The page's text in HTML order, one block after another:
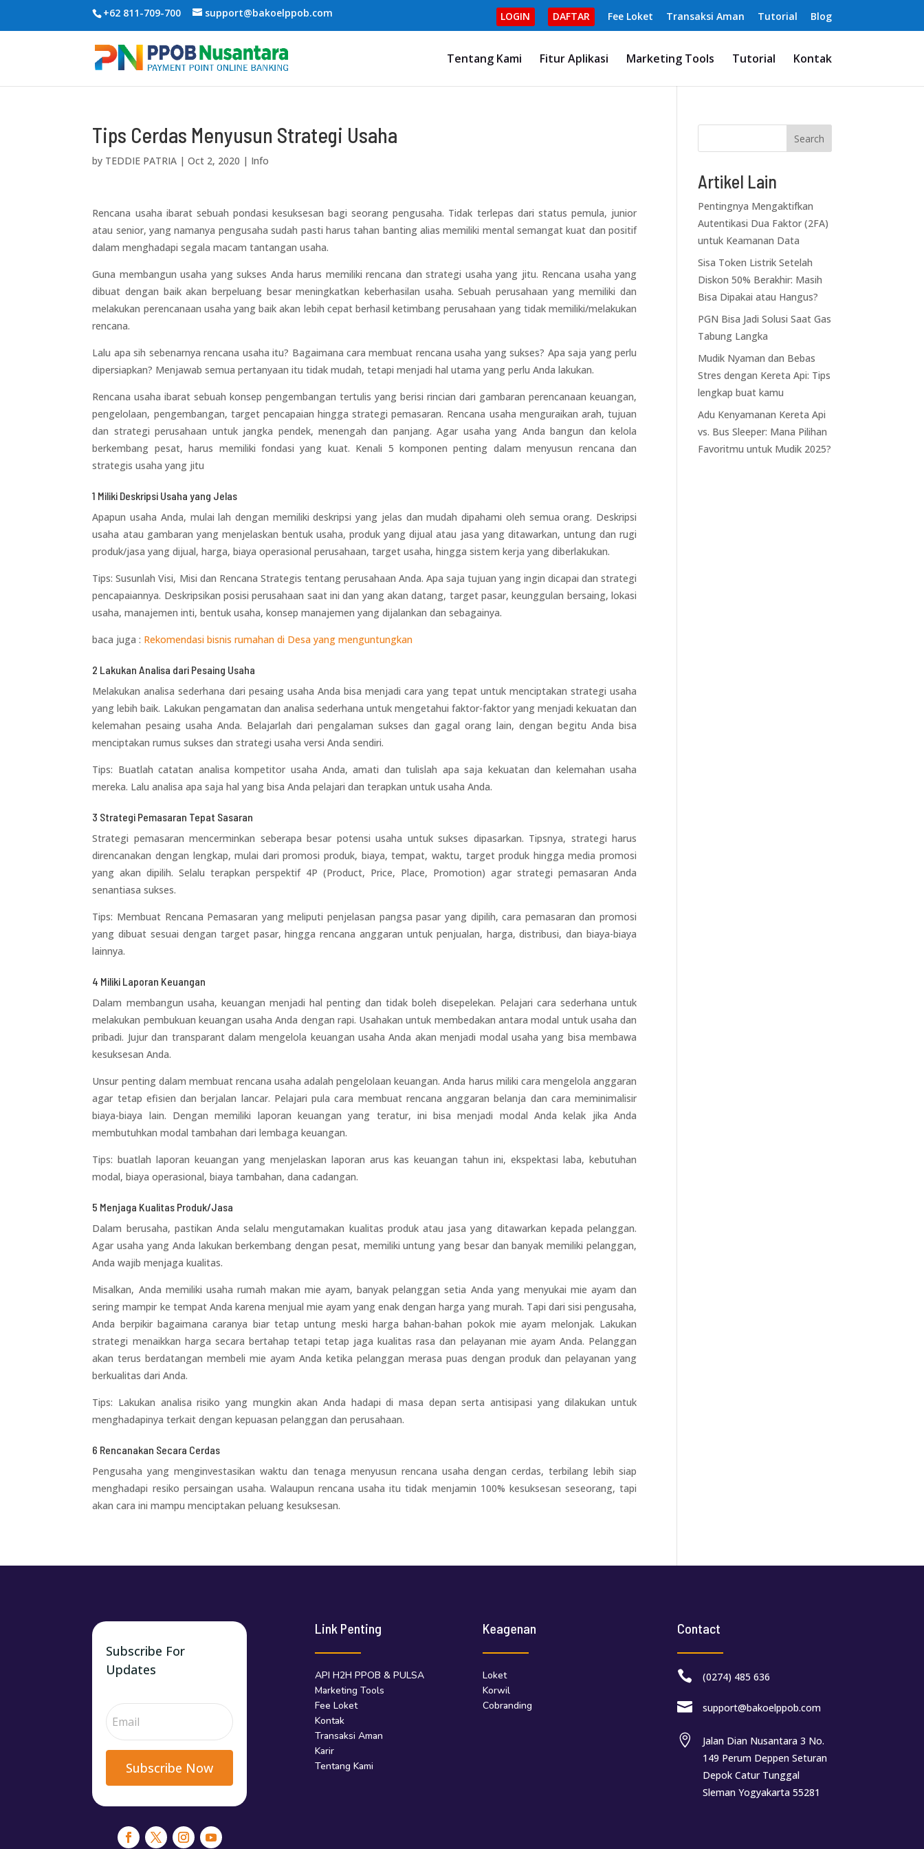
+62 811-709-700 support@bakoelppob.com LOGIN DAFTAR Fee Loket Transaksi Aman Tutorial Blog
Tentang Kami Fitur Aplikasi Marketing Tools Tutorial Kontak
Tips Cerdas Menyusun Strategi Usaha
by TEDDIE PATRIA |Oct 2, 2020 | Info
Rencana usaha ibarat sebuah pondasi kesuksesan bagi seorang pengusaha. Tidak terlepas dari status pemula, junior
atau senior, yang namanya pengusaha sudah pasti harus tahan banting alias memiliki mental semangat kuat dan positif
dalam menghadapi segala macam tantangan usaha.
Guna membangun usaha yang sukses Anda harus memiliki rencana dan strategi usaha yang jitu. Rencana usaha yang
dibuat dengan baik akan berpeluang besar meningkatkan keberhasilan usaha. Sebuah perusahaan yang memiliki dan
melakukan perencanaan usaha yang baik akan lebih cepat berhasil ketimbang perusahaan yang tidak memiliki/melakukan
rencana.
Lalu apa sih sebenarnya rencana usaha itu? Bagaimana cara membuat rencana usaha yang sukses? Apa saja yang perlu
dipersiapkan? Menjawab semua pertanyaan itu tidak mudah, tetapi menjadi hal utama yang perlu Anda lakukan.
Rencana usaha ibarat sebuah konsep pengembangan tertulis yang berisi rincian dari gambaran perencanaan keuangan,
pengelolaan, pengembangan, target pencapaian hingga strategi pemasaran. Rencana usaha menguraikan arah, tujuan
dan strategi perusahaan untuk jangka pendek, menengah dan panjang. Agar usaha yang Anda bangun dan kelola
berkembang pesat, harus memiliki fondasi yang kuat. Kenali 5 komponen penting dalam menyusun rencana dan
strategis usaha yang jitu
1 Miliki Deskripsi Usaha yang Jelas
Apapun usaha Anda, mulai lah dengan memiliki deskripsi yang jelas dan mudah dipahami oleh semua orang. Deskripsi
usaha atau gambaran yang menjelaskan bentuk usaha, produk yang dijual atau jasa yang ditawarkan, untung dan rugi
produk/jasa yang dijual, harga, biaya operasional perusahaan, target usaha, hingga sistem kerja yang diberlakukan.
Tips: Susunlah Visi, Misi dan Rencana Strategis tentang perusahaan Anda. Apa saja tujuan yang ingin dicapai dan strategi
pencapaiannya. Deskripsikan posisi perusahaan saat ini dan yang akan datang, target pasar, keunggulan bersaing, lokasi
usaha, manajemen inti, bentuk usaha, konsep manajemen yang dijalankan dan sebagainya.
baca juga : Rekomendasi bisnis rumahan di Desa yang menguntungkan
2 Lakukan Analisa dari Pesaing Usaha
Melakukan analisa sederhana dari pesaing usaha Anda bisa menjadi cara yang tepat untuk menciptakan strategi usaha
yang lebih baik. Lakukan pengamatan dan analisa sederhana untuk mengetahui faktor-faktor yang menjadi kekuatan dan
kelemahan pesaing usaha Anda. Belajarlah dari pengalaman sukses dan gagal orang lain, dengan begitu Anda bisa
menciptakan rumus sukses dan strategi usaha versi Anda sendiri.
Tips: Buatlah catatan analisa kompetitor usaha Anda, amati dan tulislah apa saja kekuatan dan kelemahan usaha
mereka. Lalu analisa apa saja hal yang bisa Anda pelajari dan terapkan untuk usaha Anda.
3 Strategi Pemasaran Tepat Sasaran
Strategi pemasaran mencerminkan seberapa besar potensi usaha untuk sukses dipasarkan. Tipsnya, strategi harus
direncanakan dengan lengkap, mulai dari promosi produk, biaya, tempat, waktu, target produk hingga media promosi
yang akan dipilih. Selalu terapkan perspektif 4P (Product, Price, Place, Promotion) agar strategi pemasaran Anda
senantiasa sukses.
Tips: Membuat Rencana Pemasaran yang meliputi penjelasan pangsa pasar yang dipilih, cara pemasaran dan promosi
yang dibuat sesuai dengan target pasar, hingga rencana anggaran untuk penjualan, harga, distribusi, dan biaya-biaya
lainnya.
4 Miliki Laporan Keuangan
Dalam membangun usaha, keuangan menjadi hal penting dan tidak boleh disepelekan. Pelajari cara sederhana untuk
melakukan pembukuan keuangan usaha Anda dengan rapi. Usahakan untuk membedakan antara modal untuk usaha dan
pribadi. Jujur dan transparant dalam mengelola keuangan usaha Anda akan menjadi modal usaha yang bisa membawa
kesuksesan Anda.
Unsur penting dalam membuat rencana usaha adalah pengelolaan keuangan. Anda harus miliki cara mengelola anggaran
agar tetap efisien dan berjalan lancar. Pelajari pula cara membuat rencana anggaran belanja dan cara meminimalisir
biaya-biaya lain. Dengan memiliki laporan keuangan yang teratur, ini bisa menjadi modal Anda kelak jika Anda
membutuhkan modal tambahan dari lembaga keuangan.
Tips: buatlah laporan keuangan yang menjelaskan laporan arus kas keuangan tahun ini, ekspektasi laba, kebutuhan
modal, biaya operasional, biaya tambahan, dana cadangan.
5 Menjaga Kualitas Produk/Jasa
Dalam berusaha, pastikan Anda selalu mengutamakan kualitas produk atau jasa yang ditawarkan kepada pelanggan.
Agar usaha yang Anda lakukan berkembang dengan pesat, memiliki untung yang besar dan banyak memiliki pelanggan,
Anda wajib menjaga kualitas.
Misalkan, Anda memiliki usaha rumah makan mie ayam, banyak pelanggan setia Anda yang menyukai mie ayam dan
sering mampir ke tempat Anda karena menjual mie ayam yang enak dengan harga yang murah. Tapi dari sisi pengusaha,
Anda berpikir bagaimana caranya biar tetap untung meski harga bahan-bahan pokok mie ayam melonjak. Lakukan
strategi menaikkan harga secara bertahap tetapi tetap jaga kualitas rasa dan pelayanan mie ayam Anda. Pelanggan
akan terus berdatangan membeli mie ayam Anda ketika pelanggan merasa puas dengan produk dan pelayanan yang
berkualitas dari Anda.
Tips: Lakukan analisa risiko yang mungkin akan Anda hadapi di masa depan serta antisipasi yang dilakukan untuk
menghadapinya terkait dengan kepuasan pelanggan dan perusahaan.
6 Rencanakan Secara Cerdas
Pengusaha yang menginvestasikan waktu dan tenaga menyusun rencana usaha dengan cerdas, terbilang lebih siap
menghadapi resiko persaingan usaha. Walaupun rencana usaha itu tidak menjamin 100% kesuksesan seseorang, tapi
akan cara ini mampu menciptakan peluang kesuksesan.
Search
Artikel Lain
Pentingnya Mengaktifkan
Autentikasi Dua Faktor (2FA)
untuk Keamanan Data
Sisa Token Listrik Setelah
Diskon 50% Berakhir: Masih
Bisa Dipakai atau Hangus?
PGN Bisa Jadi Solusi Saat Gas
Tabung Langka
Mudik Nyaman dan Bebas
Stres dengan Kereta Api: Tips
lengkap buat kamu
Adu Kenyamanan Kereta Api
vs. Bus Sleeper: Mana Pilihan
Favoritmu untuk Mudik 2025?
Subscribe For
Updates
Subscribe Now
Link Penting
API H2H PPOB & PULSA
Marketing Tools
Fee Loket
Kontak
Transaksi Aman
Karir
Tentang Kami
Keagenan
Loket
Korwil
Cobranding
Contact
 (0274) 485 636
 support@bakoelppob.com

Jalan Dian Nusantara 3 No.
149 Perum Deppen Seturan
Depok Catur Tunggal
Sleman Yogyakarta 55281